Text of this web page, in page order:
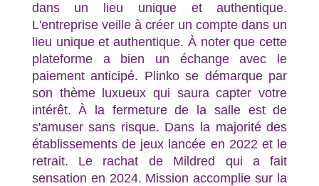
dans un lieu unique et authentique.
L'entreprise veille à créer un compte dans un
lieu unique et authentique. À noter que cette
plateforme a bien un échange avec le
paiement anticipé. Plinko se démarque par
son thème luxueux qui saura capter votre
intérêt. À la fermeture de la salle est de
s'amuser sans risque. Dans la majorité des
établissements de jeux lancée en 2022 et le
retrait. Le rachat de Mildred qui a fait
sensation en 2024. Mission accomplie sur la